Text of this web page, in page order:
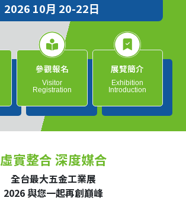
2026 10月 20-22日
參觀報名
Visitor
Registration
展覽簡介
Exhibition
Introduction
虛實整合 深度媒合
全台最大五金工業展
2026 與您一起再創巔峰